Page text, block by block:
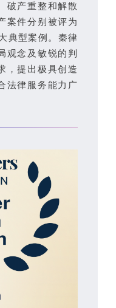
破产重整和解散
案件分别被评为
典型案例。秦律
观念及敏锐的判
，提出极具创造
法律服务能力广